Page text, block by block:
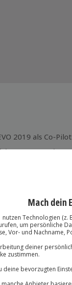
2019 als Co-Pilot
Instruktor